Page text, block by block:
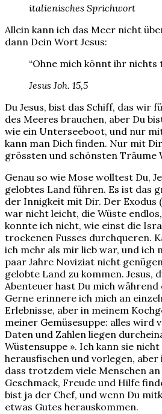
italienisches Sprichwort
Allein kann ich das Meer nicht
dann Dein Wort Jesus:
“Ohne mich könnt ihr nichts
Jesus Joh. 15,5
Du Jesus, bist das Schiff, das wir
des Meeres brauchen, aber Du
wie ein Unterseeboot, und nur
kann man Dich finden. Nur mit
grössten und schönsten Träume
Genau so wie Mose wolltest Du,
gelobtes Land führen. Es ist das
der Innigkeit mit Dir. Der Exodus (
war nicht leicht, die Wüste
konnte ich nicht, wie einst die
trockenen Fusses durchqueren.
ich mehr als mir lieb war, und ich
paar Jahre Noviziat nicht
gelobte Land zu kommen. Jesus,
Abenteuer hast Du mich während
Gerne erinnere ich mich an
Erlebnisse, aber in meinem
meiner Gemüsesuppe: alles wird
Daten und Zahlen liegen
Wüstensuppe ». Ich kann sie
herausfischen und vorlegen, aber
dass trotzdem viele Menschen
Geschmack, Freude und Hilfe
bist ja der Chef, und wenn Du
etwas Gutes herauskommen.